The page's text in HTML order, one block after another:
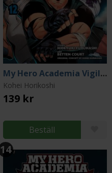
My Hero Academia Vigilantes Vol 12
Kohei Horikoshi
139 kr
Beställ
14